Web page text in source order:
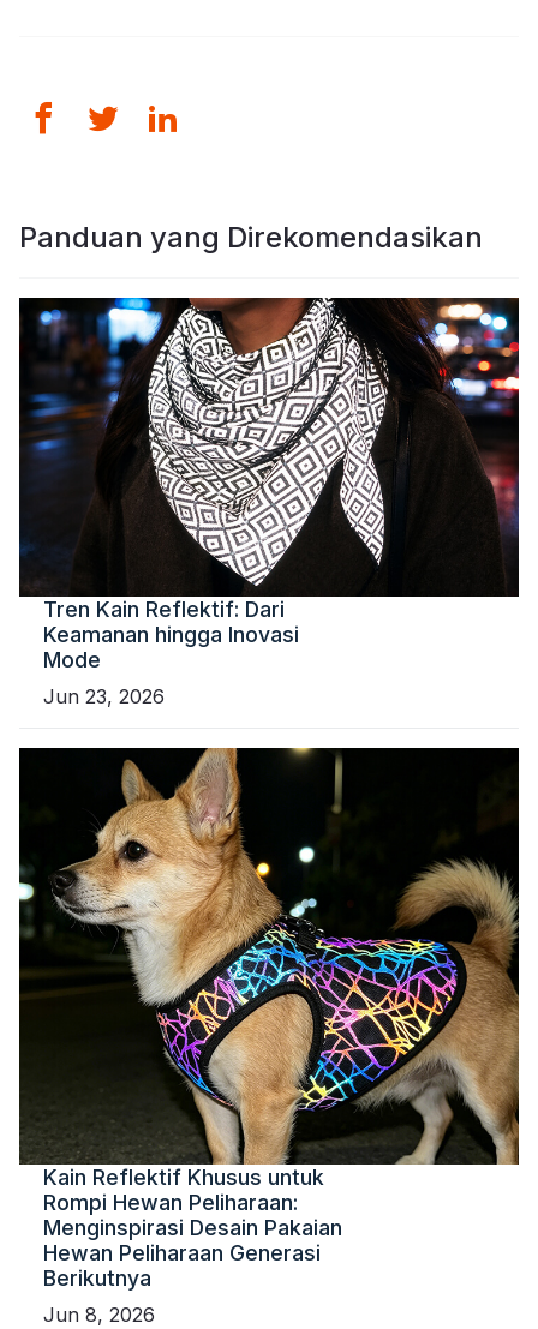
Panduan yang Direkomendasikan
Tren Kain Reflektif: Dari
Keamanan hingga Inovasi
Mode
Jun 23, 2026
Kain Reflektif Khusus untuk
Rompi Hewan Peliharaan:
Menginspirasi Desain Pakaian
Hewan Peliharaan Generasi
Berikutnya
Jun 8, 2026